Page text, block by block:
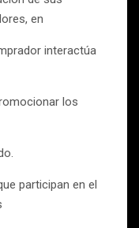
en
interactúa
los
participan en el